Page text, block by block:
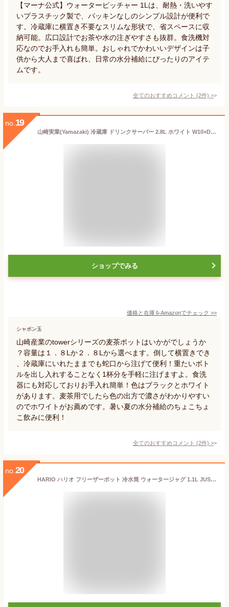
【マーナ公式】ウォーターピッチャー 1Lは、耐熱・洗いやす
いプラスチック製で、パッキンなしのシンプル設計が便利で
す。冷蔵庫に横置き不要なスリムな形状で、省スペースに収
納可能。広口設計でお茶や水の注ぎやすさも抜群。食洗機対
応なのでお手入れも簡単。おしゃれでかわいいデザインは子
供から大人まで喜ばれ、日常の水分補給にぴったりのアイテ
ムです。
全てのおすすめコメント (2件) >
no. 19
山崎実業(Yamazaki) 冷蔵庫 ドリンクサーバー 2.8L ホワイト W10×D31.5×H17cm(蛇口・バルブ含む) タワー tower 食洗機対応 冷水筒 麦茶ポット 1582
ショップでみる
価格と在庫をAmazonでチェック >>
シャボン玉
山崎産業のtowerシリーズの麦茶ポットはいかがでしょうか
？容量は１．８Lか２．８Lから選べます。倒して横置きでき
、冷蔵庫にいれたままでも蛇口から注げて便利！重たいボト
ルを出し入れすることなく1杯分を手軽に注げますよ。食洗
器にも対応しておりお手入れ簡単！色はブラックとホワイト
があります。麦茶用でしたら色の出方で濃さがわかりやすい
のでホワイトがお薦めです。暑い夏の水分補給のちょこちょ
こ飲みに便利！
全てのおすすめコメント (2件) >
no. 20
HARIO ハリオ フリーザーポット 冷水筒 ウォータージャグ 1.1L JUSIO 樹脂王 FPJ-11 | ピッチャー 横置き 耐熱 ポット ジャグ 水出しポット 麦茶ポット 洗いやすい 食洗機対応 ウォーターピッチャー